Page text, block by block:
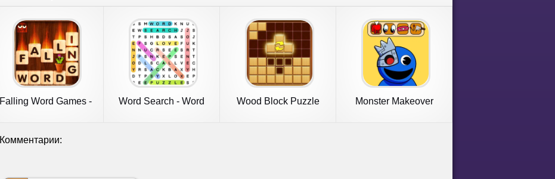
Falling Word Games -
Word Search - Word
Wood Block Puzzle
Monster Makeover
Комментарии: